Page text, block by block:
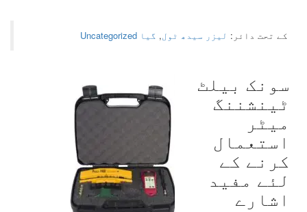
کے تحت دائر:لیزر سیدھ ٹول, گیا Uncategorized
سونک بیلٹ
ٹینشننگ
میٹر
استعمال
کرنے کے
لئے مفید
اشارے